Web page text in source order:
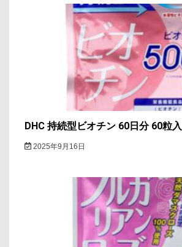
DHC 持続型ビオチン 60日分 60粒入
2025年9月16日